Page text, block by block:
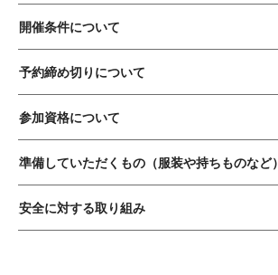
開催条件について
予約締め切りについて
参加資格について
準備していただくもの（服装や持ちものなど）
安全に対する取り組み